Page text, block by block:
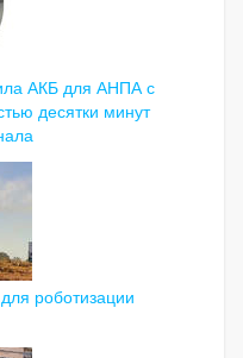
АКБ для АНПА с
десятки минут
роботизации